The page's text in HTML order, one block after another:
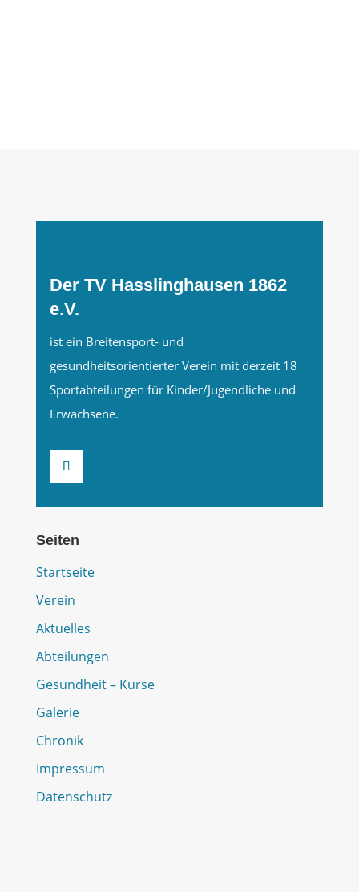
Der TV Hasslinghausen 1862
e.V.
ist ein Breitensport- und
gesundheitsorientierter Verein mit derzeit 18
Sportabteilungen für Kinder/Jugendliche und
Erwachsene.
Seiten
Startseite
Verein
Aktuelles
Abteilungen
Gesundheit – Kurse
Galerie
Chronik
Impressum
Datenschutz